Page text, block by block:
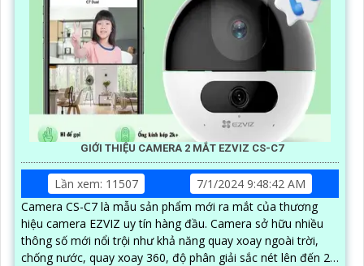
GIỚI THIỆU CAMERA 2 MẮT EZVIZ CS-C7
Lần xem: 11507
7/1/2024 9:48:42 AM
Camera CS-C7 là mẫu sản phẩm mới ra mắt của thương
hiệu camera EZVIZ uy tín hàng đầu. Camera sở hữu nhiều
thông số mới nổi trội như khả năng quay xoay ngoài trời,
chống nước, quay xoay 360, độ phân giải sắc nét lên đến 2k